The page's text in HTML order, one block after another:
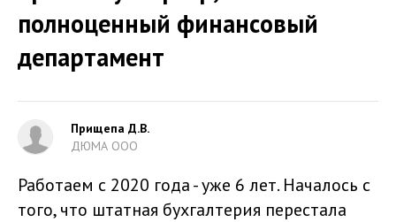
полноценный финансовый
департамент
Прищепа Д.В.
ДЮМА ООО
Работаем с 2020 года - уже 6 лет. Началось с
того, что штатная бухгалтерия перестала